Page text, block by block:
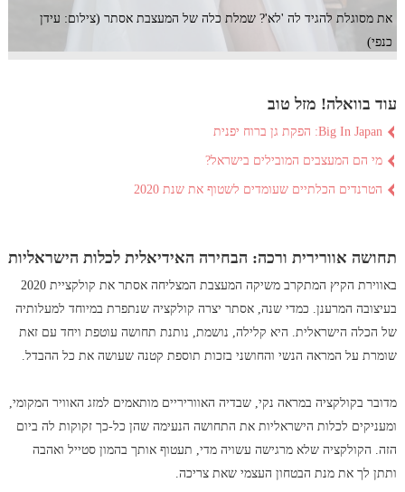
את מסוגלת להגיד לה 'לא'? שמלת כלה של המעצבת אסתר (צילום: עידן
כנפי)
עוד בוואלה! מזל טוב
Big In Japan: הפקת גן ברוח יפנית
מי הם המעצבים המובילים בישראל?
הטרנדים הכלתיים שעומדים לשטוף את שנת 2020
תחושה אוורירית ורכה: הבחירה האידיאלית לכלות הישראליות
באווירת הקיץ המתקרב משיקה המעצבת המצליחה אסתר את קולקציית 2020
בעיצובה המרענן. כמדי שנה, אסתר יצרה קולקציה שנתפרת במיוחד למעלותיה
של הכלה הישראלית. היא קלילה, נושמת, נותנת תחושה עוטפת ויחד עם זאת
שומרת על המראה הנשי והחושני בזכות תוספת קטנה שעושה את כל ההבדל.
מדובר בקולקציה במראה נקי, שבדיה האווריריים מותאמים למזג האוויר המקומי,
ומעניקים לכלות הישראליות את התחושה הנעימה שהן כל-כך זקוקות לה ביום
הזה. הקולקציה שלא מרגישה עשויה מדי, תעטוף אותך בהמון סטייל ואהבה
ותתן לך את מנת הבטחון העצמי שאת צריכה.